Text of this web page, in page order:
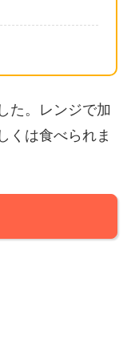
た。レンジで加
くは食べられま